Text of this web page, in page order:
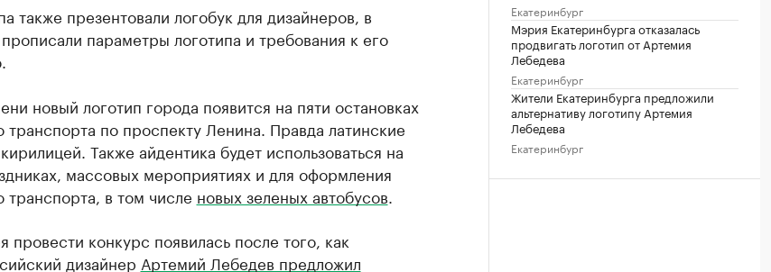
также презентовали логобук для дизайнеров, в
параметры логотипа и требования к его
новый логотип города появится на пяти остановках
транспорта по проспекту Ленина. Правда латинские
Также айдентика будет использоваться на
массовых мероприятиях и для оформления
в том числе новых зеленых автобусов
провести конкурс появилась после того, как
дизайнер Артемий Лебедев предложил
Екатеринбург
Мэрия Екатеринбурга отказалась
продвигать логотип от Артемия
Лебедева
Екатеринбург
Жители Екатеринбурга предложили
альтернативу логотипу Артемия
Лебедева
Екатеринбург